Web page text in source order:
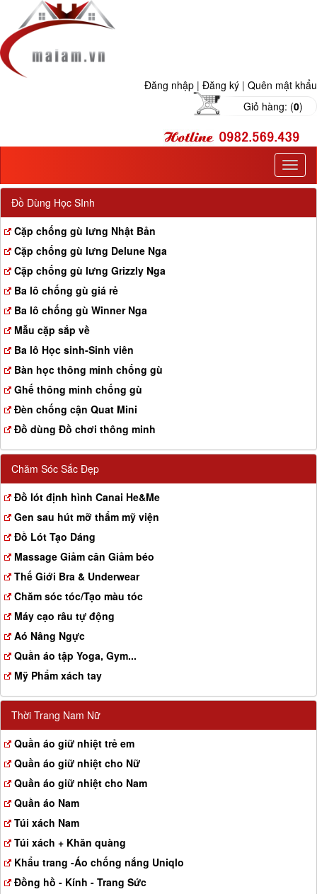
Đăng nhập | Đăng ký | Quên mật khẩu
Giỏ hàng: (0)
T
o
Đồ Dùng Học SInh
Cặp chống gù lưng Nhật Bản
Cặp chống gù lưng Delune Nga
Cặp chống gù lưng Grizzly Nga
Ba lô chống gù giá rẻ
Ba lô chống gù Winner Nga
Mẫu cặp sắp về
Ba lô Học sinh-Sinh viên
Bàn học thông minh chống gù
Ghế thông minh chống gù
Đèn chống cận Quat Mini
Đồ dùng Đồ chơi thông minh
Chăm Sóc Sắc Đẹp
Đồ lót định hình Canai He&Me
Gen sau hút mỡ thẩm mỹ viện
Đồ Lót Tạo Dáng
Massage Giảm cân Giảm béo
Thế Giới Bra & Underwear
Chăm sóc tóc/Tạo màu tóc
Máy cạo râu tự động
Aó Nâng Ngực
Quần áo tập Yoga, Gym...
Mỹ Phẩm xách tay
Thời Trang Nam Nữ
Quần áo giữ nhiệt trẻ em
Quần áo giữ nhiệt cho Nữ
Quần áo giữ nhiệt cho Nam
Quần áo Nam
Túi xách Nam
Túi xách + Khăn quàng
Khẩu trang -Áo chống nắng Uniqlo
Đồng hồ - Kính - Trang Sức